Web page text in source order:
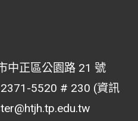
中正區公園路 21 號
5520 # 230 (資訊